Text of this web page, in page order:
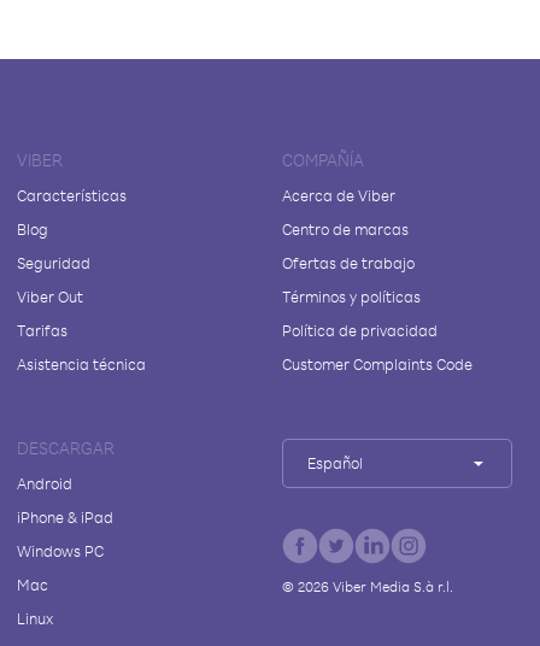
VIBER
Características
Blog
Seguridad
Viber Out
Tarifas
Asistencia técnica
COMPAÑÍA
Acerca de Viber
Centro de marcas
Ofertas de trabajo
Términos y políticas
Política de privacidad
Customer Complaints Code
DESCARGAR
Android
iPhone & iPad
Windows PC
Mac
Linux
Español
© 2026Viber Media S.à r.l.